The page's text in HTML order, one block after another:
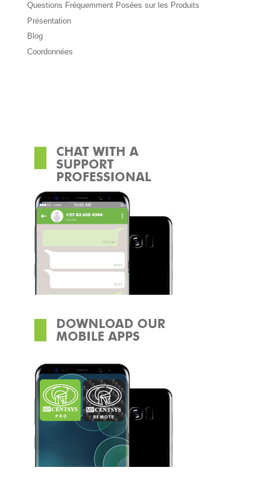
Questions Fréquemment Posées sur les Produits
Présentation
Blog
Coordonnées